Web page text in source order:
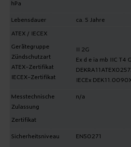
hPa
Lebensdauer ca. 5 Jahre
ATEX / IECEX
Gerätegruppe
Zündschutzart
ATEX-Zertifikat
IECEX-Zertifikat
II 2G
Ex d e ia mb IIC T4
IECEx
Messtechnische
Zulassung
Zertifikat
n/a
Sicherheitsniveau
EN50271